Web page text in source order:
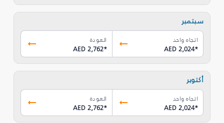
سبتمبر
اتجاه واحد
AED 2,024*
العودة
AED 2,762*
أكتوبر
اتجاه واحد
AED 2,024*
العودة
AED 2,762*